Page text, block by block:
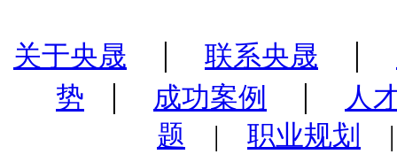
关于央晟 | 联系央晟 |
势
| 成功案例 |
人
题 | 职业规划